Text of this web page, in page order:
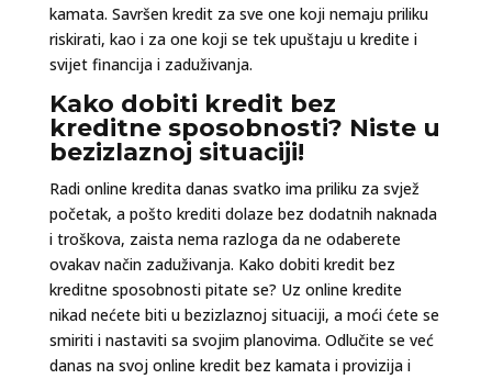
kamata. Savršen kredit za sve one koji nemaju priliku
riskirati, kao i za one koji se tek upuštaju u kredite i
svijet financija i zaduživanja.
Kako dobiti kredit bez
kreditne sposobnosti? Niste u
bezizlaznoj situaciji!
Radi online kredita danas svatko ima priliku za svjež
početak, a pošto krediti dolaze bez dodatnih naknada
i troškova, zaista nema razloga da ne odaberete
ovakav način zaduživanja. Kako dobiti kredit bez
kreditne sposobnosti pitate se? Uz online kredite
nikad nećete biti u bezizlaznoj situaciji, a moći ćete se
smiriti i nastaviti sa svojim planovima. Odlučite se već
danas na svoj online kredit bez kamata i provizija i